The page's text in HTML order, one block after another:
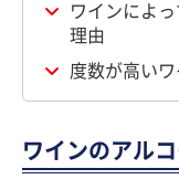
ワインによ
理由
度数が高い
ワインのアル